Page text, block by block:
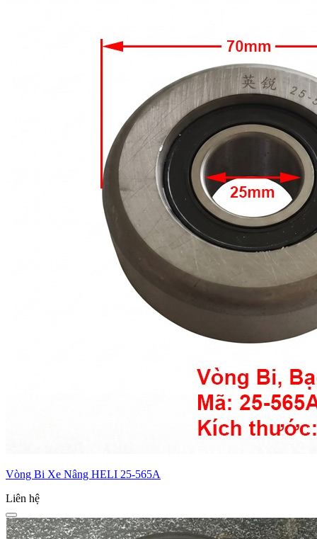
Vòng Bi Xe Nâng HELI 25-565A
Liên hệ